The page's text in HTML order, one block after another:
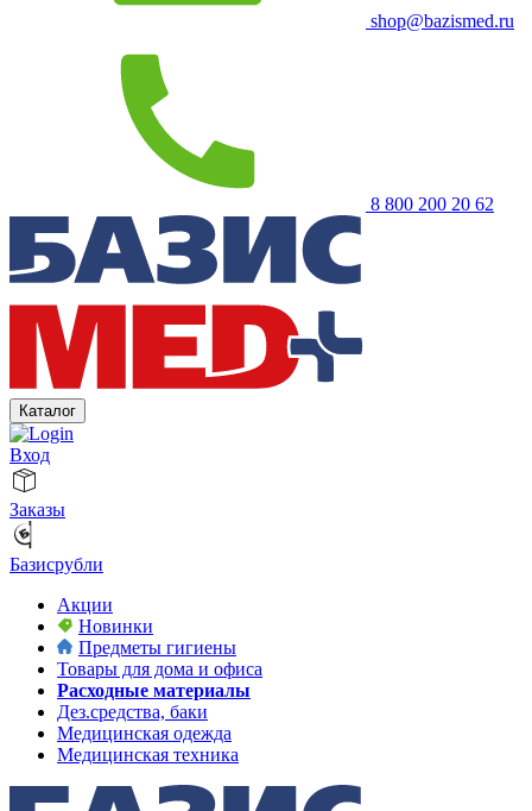
shop@bazismed.ru
8 800 200 20 62
Каталог
Вход
Заказы
Базисрубли
Акции
Новинки
Предметы гигиены
Товары для дома и офиса
Расходные материалы
Дез.средства, баки
Медицинская одежда
Медицинская техника